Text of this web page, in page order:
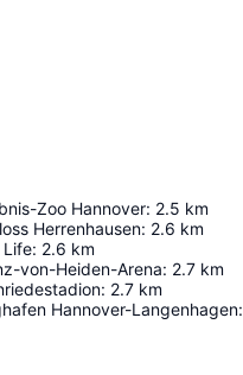
Zoo Hannover: 2.5 km
Herrenhausen: 2.6 km
Life: 2.6 km
von-Heiden-Arena: 2.7 km
: 2.7 km
Hannover-Langenhagen: